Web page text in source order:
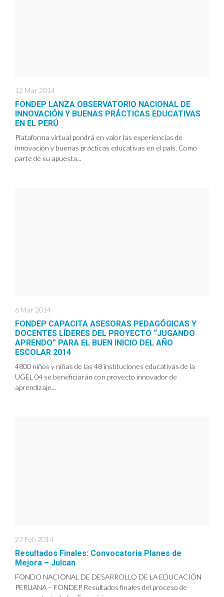
12 Mar 2014
FONDEP LANZA OBSERVATORIO NACIONAL DE
INNOVACIÓN Y BUENAS PRÁCTICAS EDUCATIVAS
EN EL PERÚ
Plataforma virtual pondrá en valor las experiencias de
innovación y buenas prácticas educativas en el país. Como
parte de su apuesta...
6 Mar 2014
FONDEP CAPACITA ASESORAS PEDAGÓGICAS Y
DOCENTES LÍDERES DEL PROYECTO “JUGANDO
APRENDO” PARA EL BUEN INICIO DEL AÑO
ESCOLAR 2014
4800 niños y niñas de las 48 instituciones educativas de la
UGEL 04 se beneficiarán con proyecto innovador de
aprendizaje...
27 Feb 2014
Resultados Finales: Convocatoria Planes de
Mejora – Julcan
FONDO NACIONAL DE DESARROLLO DE LA EDUCACIÓN
PERUANA – FONDEP Resultados finales del proceso de